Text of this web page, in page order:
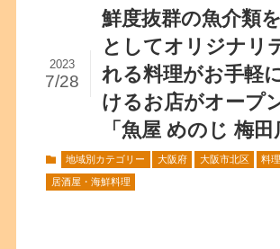
鮮度抜群の魚介類
としてオリジナリ
れる料理がお手軽
けるお店がオープ
「魚屋 めのじ 梅田
2023
7/28
地域別カテゴリー 大阪府 大阪市北区 料
居酒屋・海鮮料理